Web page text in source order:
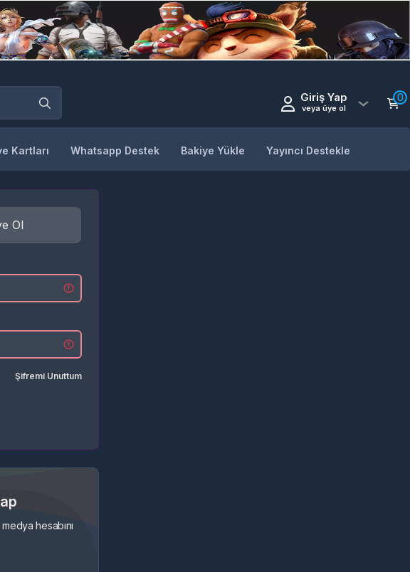
Giriş Yap
veya üye ol
0
Kartları Whatsapp Destek Bakiye Yükle Yayıncı Destekle
Ol
Şifremi Unuttum
hesabını